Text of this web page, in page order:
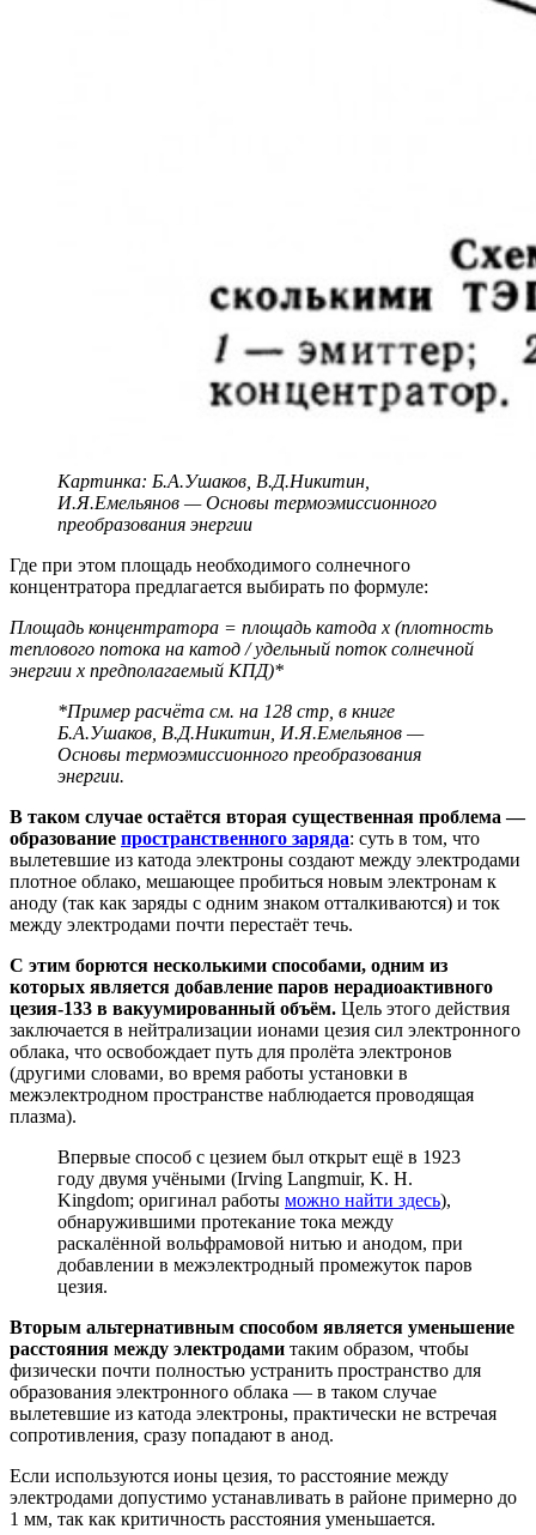
Картинка: Б.А.Ушаков, В.Д.Никитин,
И.Я.Емельянов — Основы термоэмиссионного
преобразования энергии
Где при этом площадь необходимого солнечного
концентратора предлагается выбирать по формуле:
Площадь концентратора = площадь катода х (плотность
теплового потока на катод / удельный поток солнечной
энергии х предполагаемый КПД)*
*Пример расчёта см. на 128 стр, в книге
Б.А.Ушаков, В.Д.Никитин, И.Я.Емельянов —
Основы термоэмиссионного преобразования
энергии.
В таком случае остаётся вторая существенная проблема —
образование пространственного заряда: суть в том, что
вылетевшие из катода электроны создают между электродами
плотное облако, мешающее пробиться новым электронам к
аноду (так как заряды с одним знаком отталкиваются) и ток
между электродами почти перестаёт течь.
С этим борются несколькими способами, одним из
которых является добавление паров нерадиоактивного
цезия-133 в вакуумированный объём. Цель этого действия
заключается в нейтрализации ионами цезия сил электронного
облака, что освобождает путь для пролёта электронов
(другими словами, во время работы установки в
межэлектродном пространстве наблюдается проводящая
плазма).
Впервые способ с цезием был открыт ещё в 1923
году двумя учёными (Irving Langmuir, K. H.
Kingdom; оригинал работы можно найти здесь),
обнаружившими протекание тока между
раскалённой вольфрамовой нитью и анодом, при
добавлении в межэлектродный промежуток паров
цезия.
Вторым альтернативным способом является уменьшение
расстояния между электродами таким образом, чтобы
физически почти полностью устранить пространство для
образования электронного облака — в таком случае
вылетевшие из катода электроны, практически не встречая
сопротивления, сразу попадают в анод.
Если используются ионы цезия, то расстояние между
электродами допустимо устанавливать в районе примерно до
1 мм, так как критичность расстояния уменьшается.